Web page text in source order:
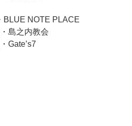
BLUE NOTE PLACE
島之内教会
Gate’s7